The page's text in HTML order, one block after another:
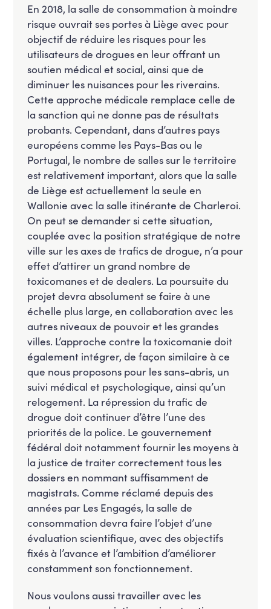
En 2018, la salle de consommation à moindre
risque ouvrait ses portes à Liège avec pour
objectif de réduire les risques pour les
utilisateurs de drogues en leur offrant un
soutien médical et social, ainsi que de
diminuer les nuisances pour les riverains.
Cette approche médicale remplace celle de
la sanction qui ne donne pas de résultats
probants. Cependant, dans d’autres pays
européens comme les Pays-Bas ou le
Portugal, le nombre de salles sur le territoire
est relativement important, alors que la salle
de Liège est actuellement la seule en
Wallonie avec la salle itinérante de Charleroi.
On peut se demander si cette situation,
couplée avec la position stratégique de notre
ville sur les axes de trafics de drogue, n’a pour
effet d’attirer un grand nombre de
toxicomanes et de dealers. La poursuite du
projet devra absolument se faire à une
échelle plus large, en collaboration avec les
autres niveaux de pouvoir et les grandes
villes. L’approche contre la toxicomanie doit
également intégrer, de façon similaire à ce
que nous proposons pour les sans-abris, un
suivi médical et psychologique, ainsi qu’un
relogement. La répression du trafic de
drogue doit continuer d’être l’une des
priorités de la police. Le gouvernement
fédéral doit notamment fournir les moyens à
la justice de traiter correctement tous les
dossiers en nommant suffisamment de
magistrats. Comme réclamé depuis des
années par Les Engagés, la salle de
consommation devra faire l’objet d’une
évaluation scientifique, avec des objectifs
fixés à l’avance et l’ambition d’améliorer
constamment son fonctionnement.
Nous voulons aussi travailler avec les